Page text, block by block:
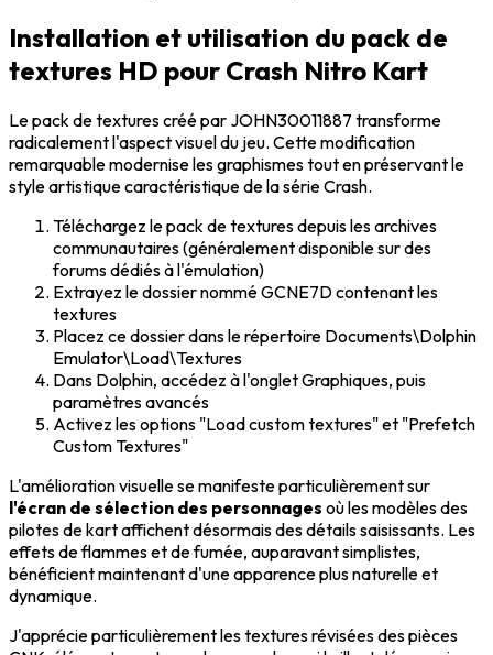
Installation et utilisation du pack de
textures HD pour Crash Nitro Kart
Le pack de textures créé par JOHN30011887 transforme
radicalement l'aspect visuel du jeu. Cette modification
remarquable modernise les graphismes tout en préservant le
style artistique caractéristique de la série Crash.
Téléchargez le pack de textures depuis les archives
communautaires (généralement disponible sur des
forums dédiés à l'émulation)
Extrayez le dossier nommé GCNE7D contenant les
textures
Placez ce dossier dans le répertoire Documents\Dolphin
Emulator\Load\Textures
Dans Dolphin, accédez à l'onglet Graphiques, puis
paramètres avancés
Activez les options "Load custom textures" et "Prefetch
Custom Textures"
L'amélioration visuelle se manifeste particulièrement sur
l'écran de sélection des personnages où les modèles des
pilotes de kart affichent désormais des détails saisissants. Les
effets de flammes et de fumée, auparavant simplistes,
bénéficient maintenant d'une apparence plus naturelle et
dynamique.
J'apprécie particulièrement les textures révisées des pièces